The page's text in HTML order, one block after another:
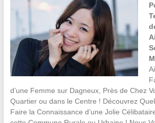
d’une Femme sur Dagneux, Près de Chez
Quartier ou dans le Centre ! Découvrez
Faire la Connaissance d’une Jolie